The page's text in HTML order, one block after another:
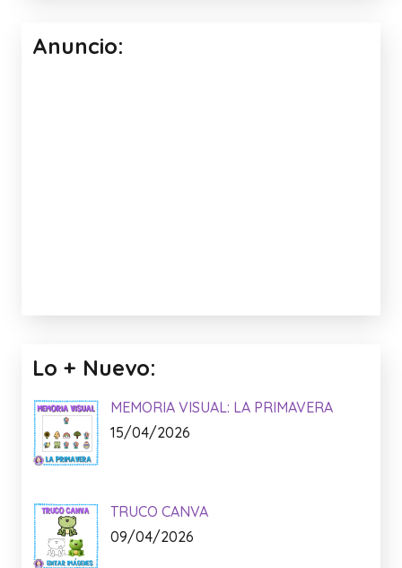
Anuncio:
Lo + Nuevo:
MEMORIA VISUAL: LA PRIMAVERA
15/04/2026
TRUCO CANVA
09/04/2026